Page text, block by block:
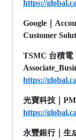
https://
Google｜
Customer
TSMC 台積電
https://
光寶科技｜ PM
https://
永豐銀行｜生